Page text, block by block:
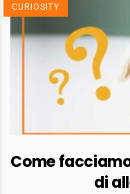
CURIOSITY
Come
di